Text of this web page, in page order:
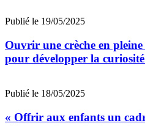
Publié le 19/05/2025
Ouvrir une crèche en
pour développer la
Publié le 18/05/2025
« Offrir aux enfants un